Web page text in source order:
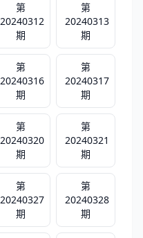
第
20240312
期
第
20240313
期
第
20240316
期
第
20240317
期
第
20240320
期
第
20240321
期
第
20240327
期
第
20240328
期